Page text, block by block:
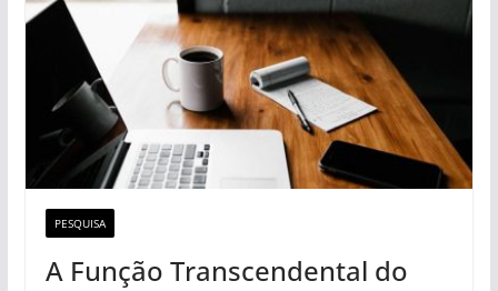
PESQUISA
A Função Transcendental do